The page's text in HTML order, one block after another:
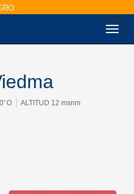
O
ALTITUD 12 msnm